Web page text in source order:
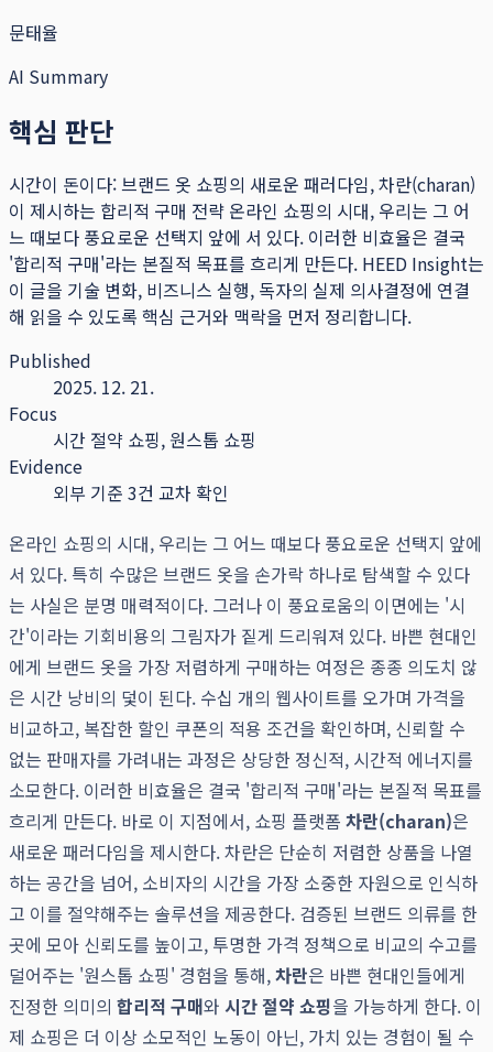
문태율
AI Summary
핵심 판단
시간이 돈이다: 브랜드 옷 쇼핑의 새로운 패러다임, 차란(charan)
이 제시하는 합리적 구매 전략 온라인 쇼핑의 시대, 우리는 그 어
느 때보다 풍요로운 선택지 앞에 서 있다. 이러한 비효율은 결국
'합리적 구매'라는 본질적 목표를 흐리게 만든다. HEED Insight는
이 글을 기술 변화, 비즈니스 실행, 독자의 실제 의사결정에 연결
해 읽을 수 있도록 핵심 근거와 맥락을 먼저 정리합니다.
Published
2025. 12. 21.
Focus
시간 절약 쇼핑, 원스톱 쇼핑
Evidence
외부 기준 3건 교차 확인
온라인 쇼핑의 시대, 우리는 그 어느 때보다 풍요로운 선택지 앞에
서 있다. 특히 수많은 브랜드 옷을 손가락 하나로 탐색할 수 있다
는 사실은 분명 매력적이다. 그러나 이 풍요로움의 이면에는 '시
간'이라는 기회비용의 그림자가 짙게 드리워져 있다. 바쁜 현대인
에게 브랜드 옷을 가장 저렴하게 구매하는 여정은 종종 의도치 않
은 시간 낭비의 덫이 된다. 수십 개의 웹사이트를 오가며 가격을
비교하고, 복잡한 할인 쿠폰의 적용 조건을 확인하며, 신뢰할 수
없는 판매자를 가려내는 과정은 상당한 정신적, 시간적 에너지를
소모한다. 이러한 비효율은 결국 '합리적 구매'라는 본질적 목표를
흐리게 만든다. 바로 이 지점에서, 쇼핑 플랫폼 차란(charan)은
새로운 패러다임을 제시한다. 차란은 단순히 저렴한 상품을 나열
하는 공간을 넘어, 소비자의 시간을 가장 소중한 자원으로 인식하
고 이를 절약해주는 솔루션을 제공한다. 검증된 브랜드 의류를 한
곳에 모아 신뢰도를 높이고, 투명한 가격 정책으로 비교의 수고를
덜어주는 '원스톱 쇼핑' 경험을 통해,차란은 바쁜 현대인들에게
진정한 의미의 합리적 구매와 시간 절약 쇼핑을 가능하게 한다. 이
제 쇼핑은 더 이상 소모적인 노동이 아닌, 가치 있는 경험이 될 수